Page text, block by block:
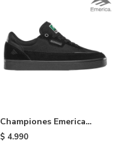
Championes Emerica
Gamma - Black
$ 4.990